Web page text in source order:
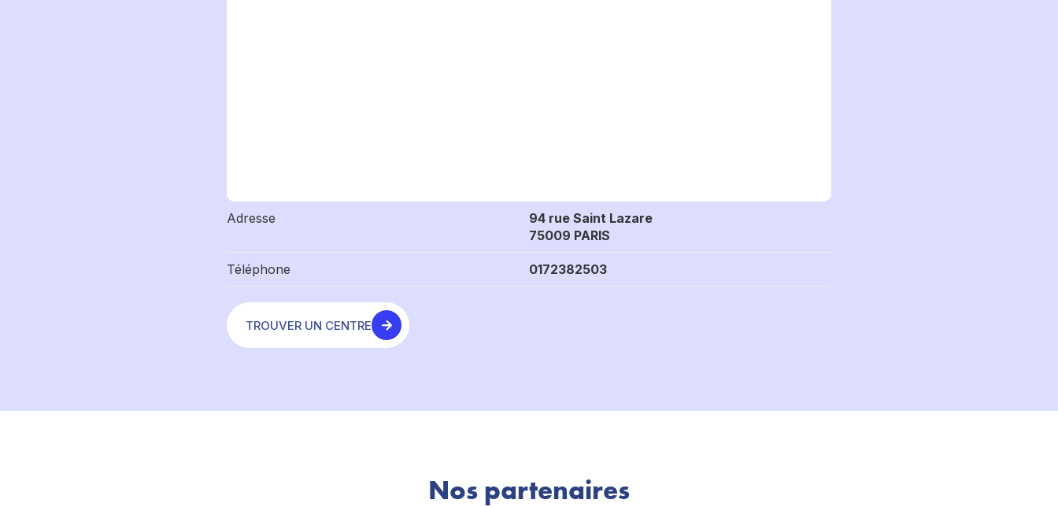
Adresse
94 rue Saint Lazare
75009 PARIS
Téléphone 0172382503
TROUVER UN CENTRE
Nos partenaires